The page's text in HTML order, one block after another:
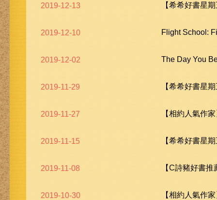
2019-12-13 【希希好書星
2019-12-10 Flight School:
2019-12-02 The Day You
2019-11-29 【希希好書星
2019-11-27 【相約人氣作
2019-11-15 【希希好書星
2019-11-08 【C詩豬好書
2019-10-30 【相約人氣作